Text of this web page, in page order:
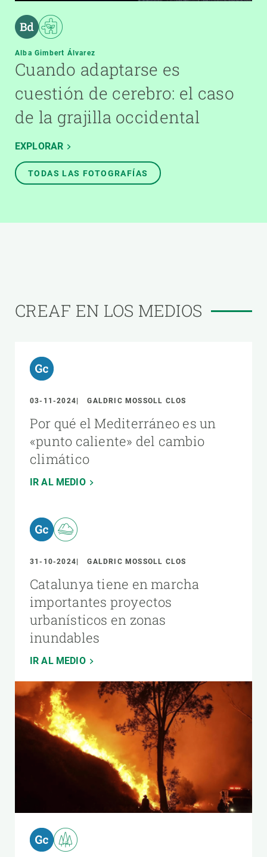
Alba Gimbert Álvarez
Cuando adaptarse es
cuestión de cerebro: el caso
de la grajilla occidental
EXPLORAR
TODAS LAS FOTOGRAFÍAS
CREAF EN LOS MEDIOS
03-11-2024 GALDRIC MOSSOLL CLOS
Por qué el Mediterráneo es un
«punto caliente» del cambio
climático
IR AL MEDIO
31-10-2024 GALDRIC MOSSOLL CLOS
Catalunya tiene en marcha
importantes proyectos
urbanísticos en zonas
inundables
IR AL MEDIO